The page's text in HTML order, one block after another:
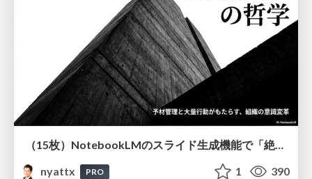
（15枚）NotebookLMのスライド生成機能で「絶対達成」「予材管理」「大量行動」の重要性を解説してもらう
nyattx
PRO 1 390